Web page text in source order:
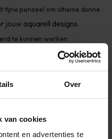
Over
van cookies
en advertenties te
fijne penseel om ultieme dunne
jouw aquarell designs.
te kunnen werken.